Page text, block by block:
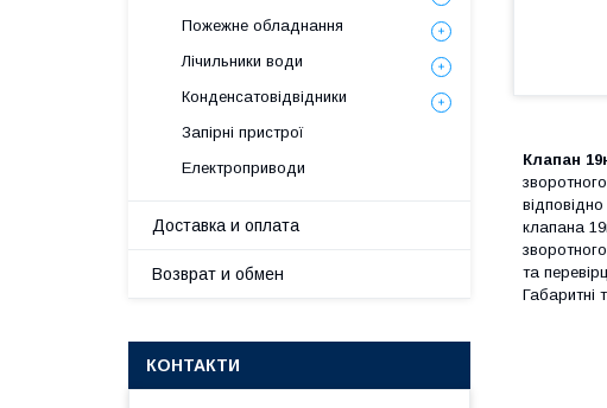
Клапан
клапана
та
Габаритні
Пожежне обладнання
Лічильники води
Конденсатовідвідники
Запірні пристрої
Електроприводи
Доставка и оплата
Возврат и обмен
КОНТАКТИ